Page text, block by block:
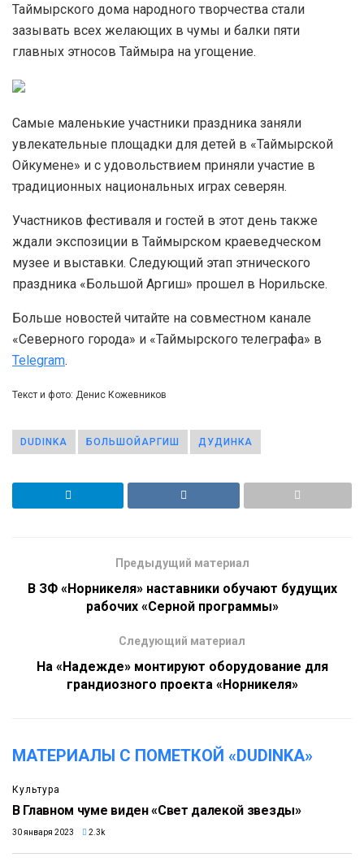
Таймырского дома народного творчества стали
зазывать всех желающих в чумы и балки пяти
главных этносов Таймыра на угощение.
Самые маленькие участники праздника заняли
увлекательные площадки для детей в «Таймырской
Ойкумене» и с удовольствием приняли участие в
традиционных национальных играх северян.
Участников фестиваля и гостей в этот день также
ждали экспозиции в Таймырском краеведческом
музее и выставки. Следующий этап этнического
праздника «Большой Аргиш» прошел в Норильске.
Больше новостей читайте на совместном канале
«Северного города» и «Таймырского телеграфа» в
Telegram.
Текст и фото: Денис Кожевников
DUDINKA БОЛЬШОЙАРГИШ ДУДИНКА
Предыдущий материал
В ЗФ «Норникеля» наставники обучают будущих
рабочих «Серной программы»
Следующий материал
На «Надежде» монтируют оборудование для
грандиозного проекта «Норникеля»
МАТЕРИАЛЫ С ПОМЕТКОЙ «DUDINKA»
Культура
В Главном чуме виден «Свет далекой звезды»
30 января 2023 2.3k